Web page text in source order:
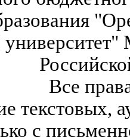
Все
текстовых,
с